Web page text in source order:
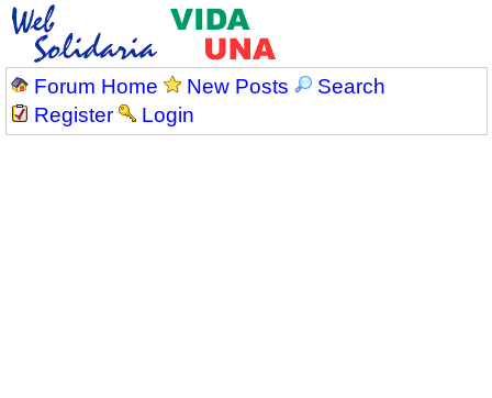
Forum Home New Posts
Search
Register
Login